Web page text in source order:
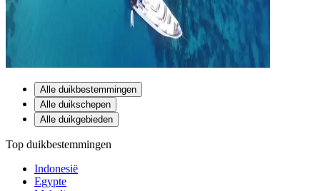
Alle duikbestemmingen
Alle duikschepen
Alle duikgebieden
Top duikbestemmingen
Indonesië
Egypte